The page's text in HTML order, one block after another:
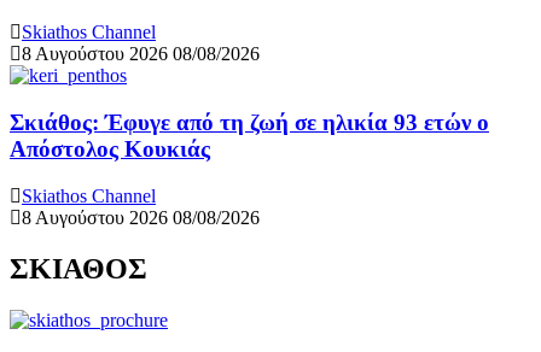
Skiathos Channel
8 Αυγούστου 2026 08/08/2026
Σκιάθος: Έφυγε από τη ζωή σε ηλικία 93 ετών ο
Απόστολος Κουκιάς
Skiathos Channel
8 Αυγούστου 2026 08/08/2026
ΣΚΙΑΘΟΣ